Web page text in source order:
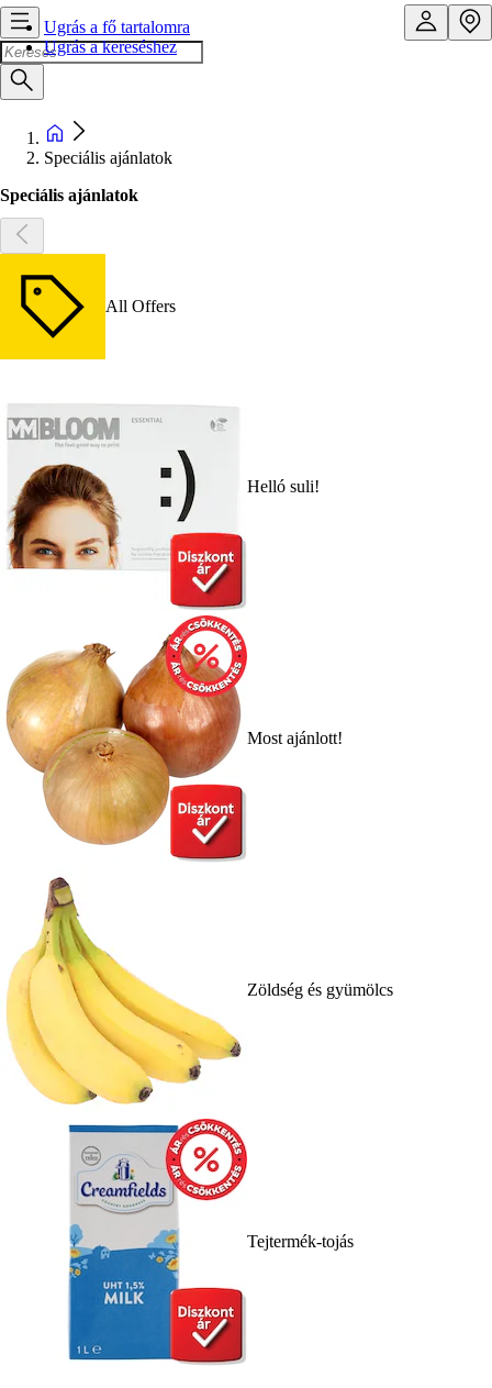
Ugrás a fő tartalomra
Ugrás a kereséshez
Speciális ajánlatok
Speciális ajánlatok
All Offers
Helló suli!
Most ajánlott!
Zöldség és gyümölcs
Tejtermék-tojás